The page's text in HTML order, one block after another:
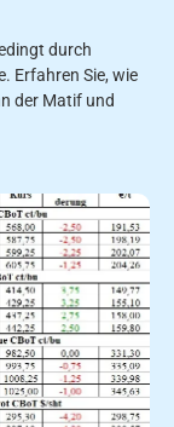
durch
Erfahren Sie, wie
der Matif und